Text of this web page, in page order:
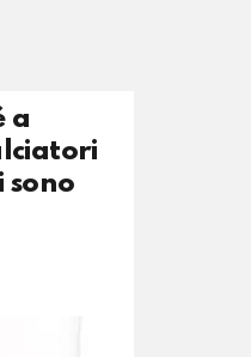
a
sono